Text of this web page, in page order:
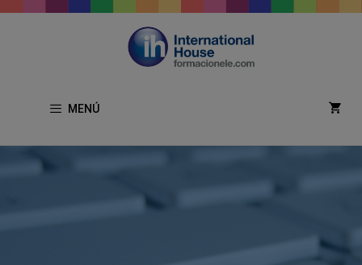
Saltar
MENÚ